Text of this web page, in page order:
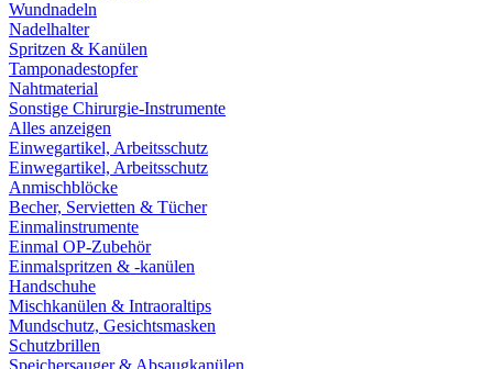
Wundnadeln
Nadelhalter
Spritzen & Kanülen
Tamponadestopfer
Nahtmaterial
Sonstige Chirurgie-Instrumente
Alles anzeigen
Einwegartikel, Arbeitsschutz
Einwegartikel, Arbeitsschutz
Anmischblöcke
Becher, Servietten & Tücher
Einmalinstrumente
Einmal OP-Zubehör
Einmalspritzen & -kanülen
Handschuhe
Mischkanülen & Intraoraltips
Mundschutz, Gesichtsmasken
Schutzbrillen
Speichersauger & Absaugkanülen